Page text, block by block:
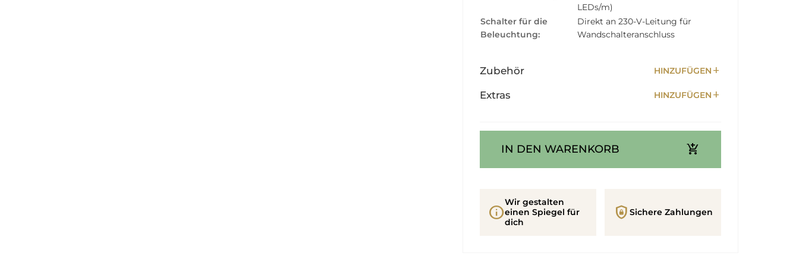
LEDs/m)
Schalter für die
Beleuchtung:
Direkt an 230-V-Leitung für
Wandschalteranschluss
Zubehör HINZUFÜGEN add
Extras HINZUFÜGEN add
IN DEN WARENKORB add_shopping_cart
info
Wir gestalten
einen Spiegel für
dich
shield_lock Sichere Zahlungen